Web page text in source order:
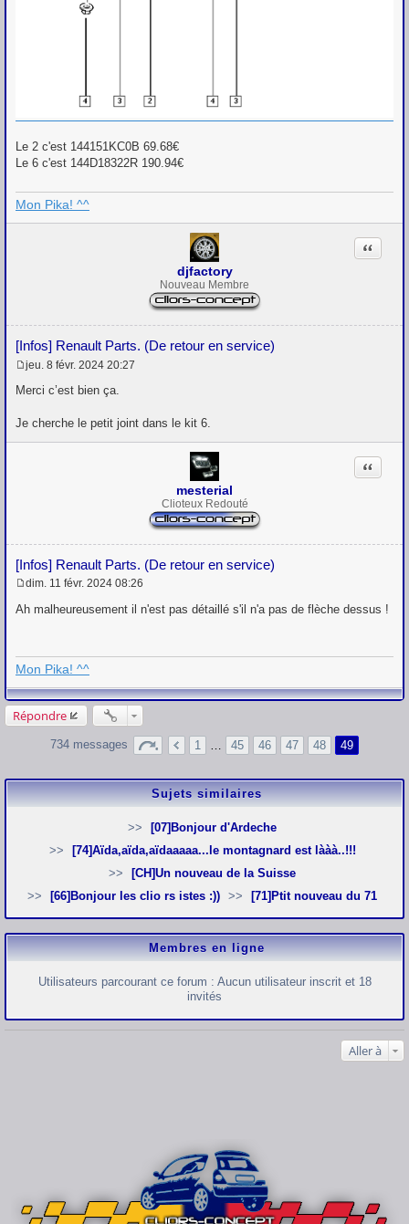
Le 2 c'est 144151KC0B 69.68€
Le 6 c'est 144D18322R 190.94€
Mon Pika! ^^
djfactory
Nouveau Membre
[Infos] Renault Parts. (De retour en service)
Citation
M
e
a
jeu. 8 févr. 2024 20:27
Merci c’est bien ça.
Je cherche le petit joint dans le kit 6.
mesterial
Clioteux Redouté
[Infos] Renault Parts. (De retour en service)
Citation
e
g
e
dim. 11 févr. 2024 08:26
Ah malheureusement il n'est pas détaillé s'il n'a pas de flèche dessus !
Mon Pika! ^^
Répondre
734 messages 1 45 46 47 48 49
Sujets similaires
[07]Bonjour d'Ardeche
[74]Aïda,aïda,aïdaaaaa...le montagnard est lààà..!!!
[CH]Un nouveau de la Suisse
[66]Bonjour les clio rs istes :))
[71]Ptit nouveau du 71
Membres en ligne
Utilisateurs parcourant ce forum : Aucun utilisateur inscrit et 18
invités
Aller à